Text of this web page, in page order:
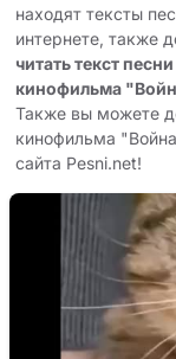
находят тексты
интернете, также
читать текст
кинофильма
Также вы можете
кинофильма
сайта Pesni.net!